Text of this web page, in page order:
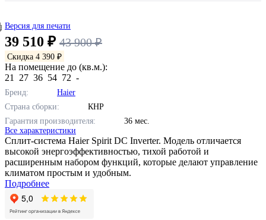
Версия для печати
39 510 ₽ 43 900 ₽
Скидка 4 390 ₽
На помещение до (кв.м.):
21
27 36 54 72 -
Бренд:
Haier
Страна сборки:
КНР
Гарантия производителя:
36 мес.
Все характеристики
Сплит-система Haier Spirit DC Inverter. Модель отличается
высокой энергоэффективностью, тихой работой и
расширенным набором функций, которые делают управление
климатом простым и удобным.
Подробнее